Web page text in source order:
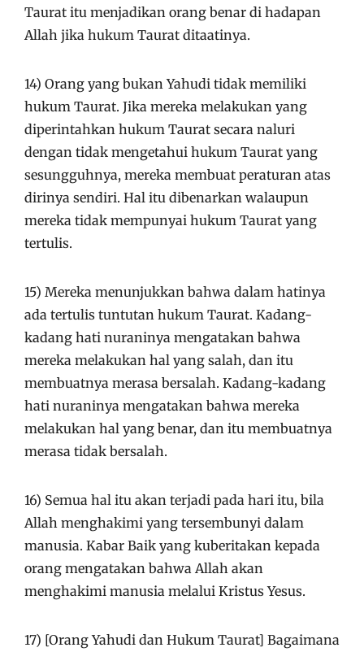
Taurat itu menjadikan orang benar di hadapan
Allah jika hukum Taurat ditaatinya.
14) Orang yang bukan Yahudi tidak memiliki
hukum Taurat. Jika mereka melakukan yang
diperintahkan hukum Taurat secara naluri
dengan tidak mengetahui hukum Taurat yang
sesungguhnya, mereka membuat peraturan atas
dirinya sendiri. Hal itu dibenarkan walaupun
mereka tidak mempunyai hukum Taurat yang
tertulis.
15) Mereka menunjukkan bahwa dalam hatinya
ada tertulis tuntutan hukum Taurat. Kadang-
kadang hati nuraninya mengatakan bahwa
mereka melakukan hal yang salah, dan itu
membuatnya merasa bersalah. Kadang-kadang
hati nuraninya mengatakan bahwa mereka
melakukan hal yang benar, dan itu membuatnya
merasa tidak bersalah.
16) Semua hal itu akan terjadi pada hari itu, bila
Allah menghakimi yang tersembunyi dalam
manusia. Kabar Baik yang kuberitakan kepada
orang mengatakan bahwa Allah akan
menghakimi manusia melalui Kristus Yesus.
17) [Orang Yahudi dan Hukum Taurat] Bagaimana